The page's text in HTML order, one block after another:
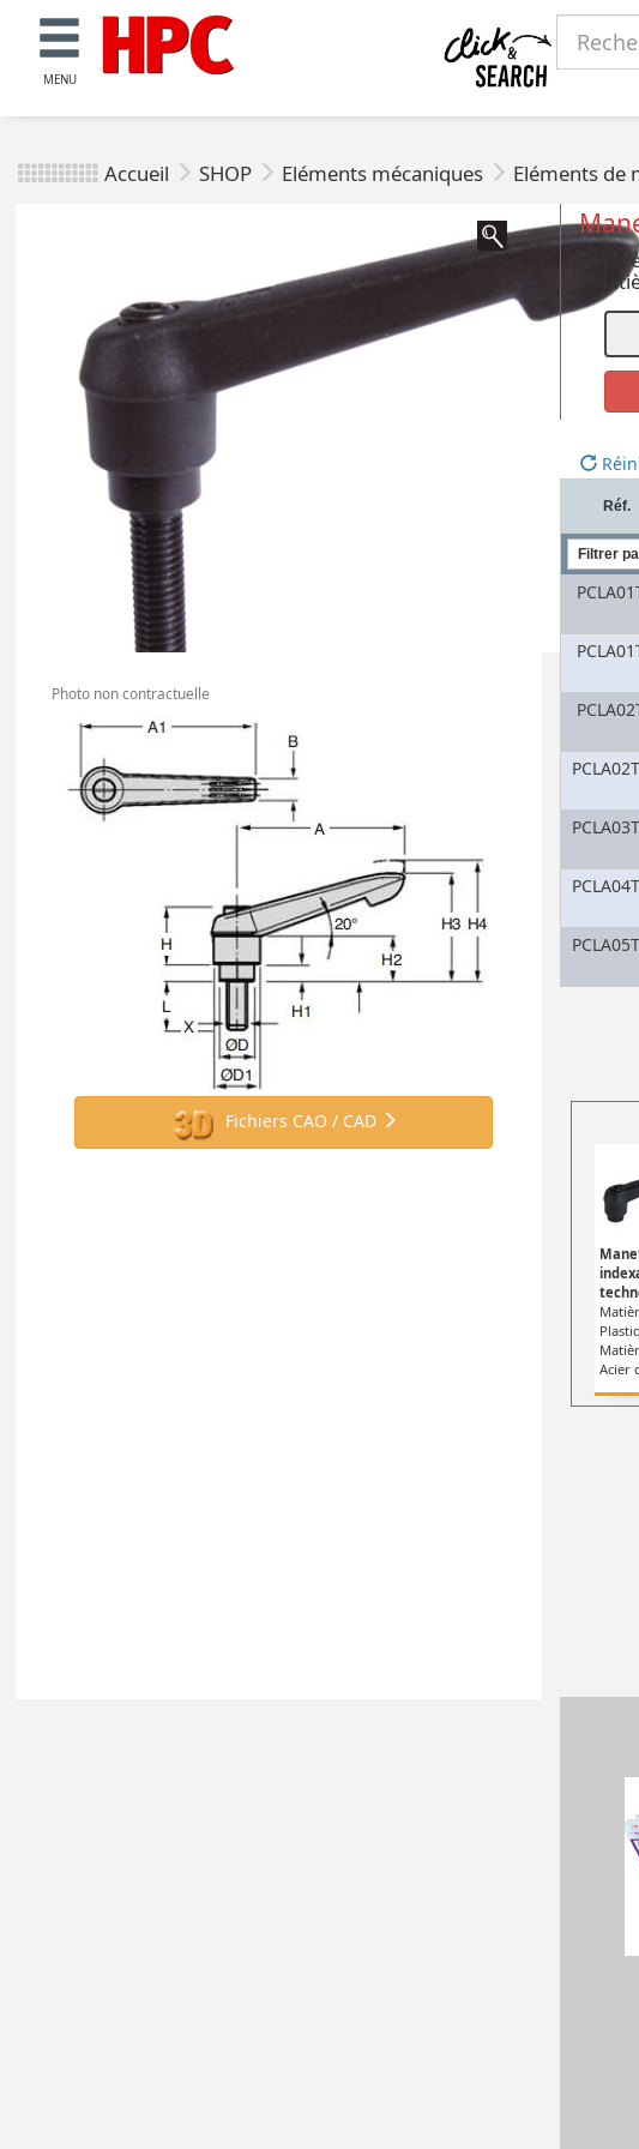
MENU
Accueil SHOP Eléments mécaniques Eléments de
Photo non contractuelle
Fichiers CAO / CAD
-
-
Réf.
Acier